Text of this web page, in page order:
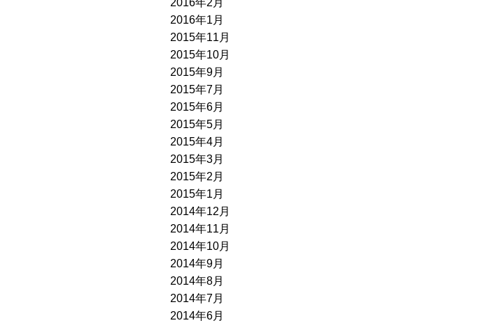
2016年2月
2016年1月
2015年11月
2015年10月
2015年9月
2015年7月
2015年6月
2015年5月
2015年4月
2015年3月
2015年2月
2015年1月
2014年12月
2014年11月
2014年10月
2014年9月
2014年8月
2014年7月
2014年6月